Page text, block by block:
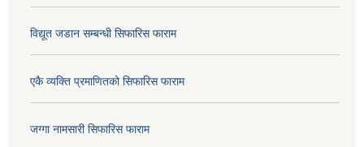
विद्यूत जडान सम्बन्धी सिफारिस फाराम
एकै व्यक्ति प्रमाणितको सिफारिस फाराम
जग्गा नामसारी सिफारिस फाराम